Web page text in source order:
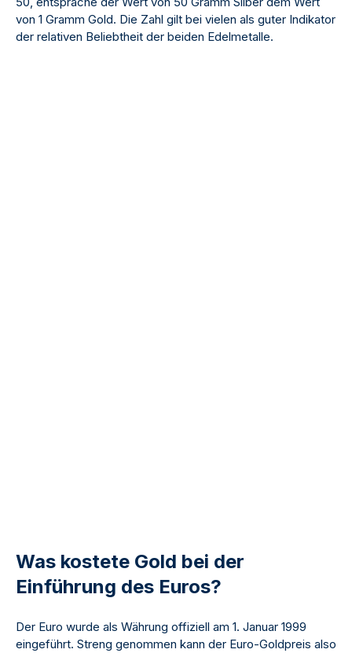
von 1 Gramm Gold. Die Zahl gilt bei vielen als guter Indikator
der relativen Beliebtheit der beiden Edelmetalle.
Was kostete Gold bei der
Einführung des Euros?
Der Euro wurde als Währung offiziell am 1. Januar 1999
eingeführt. Streng genommen kann der Euro-Goldpreis also